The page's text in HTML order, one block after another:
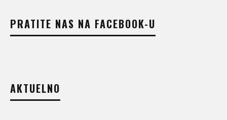
PRATITE NAS NA FACEBOOK-U
AKTUELNO